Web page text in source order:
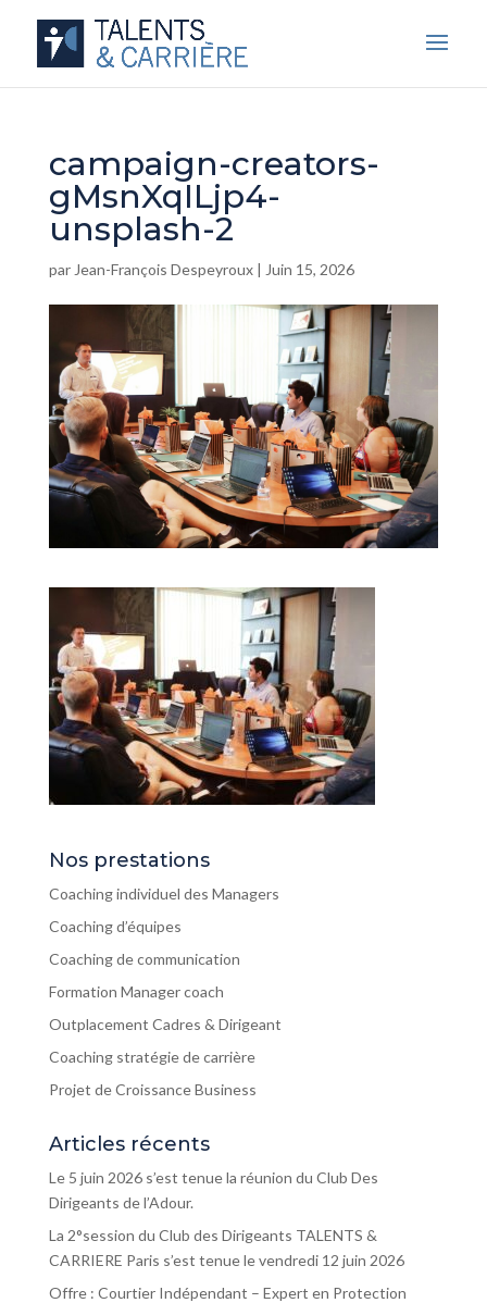
campaign-creators-
gMsnXqILjp4-
unsplash-2
par Jean-François Despeyroux| Juin 15, 2026
Nos prestations
Coaching individuel des Managers
Coaching d’équipes
Coaching de communication
Formation Manager coach
Outplacement Cadres & Dirigeant
Coaching stratégie de carrière
Projet de Croissance Business
Articles récents
Le 5 juin 2026 s’est tenue la réunion du Club Des
Dirigeants de l’Adour.
La 2°session du Club des Dirigeants TALENTS &
CARRIERE Paris s’est tenue le vendredi 12 juin 2026
Offre : Courtier Indépendant – Expert en Protection